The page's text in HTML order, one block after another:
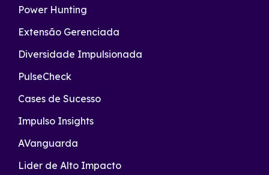
Power Hunting
Extensão Gerenciada
Diversidade Impulsionada
PulseCheck
Cases de Sucesso
Impulso Insights
AVanguarda
Lider de Alto Impacto